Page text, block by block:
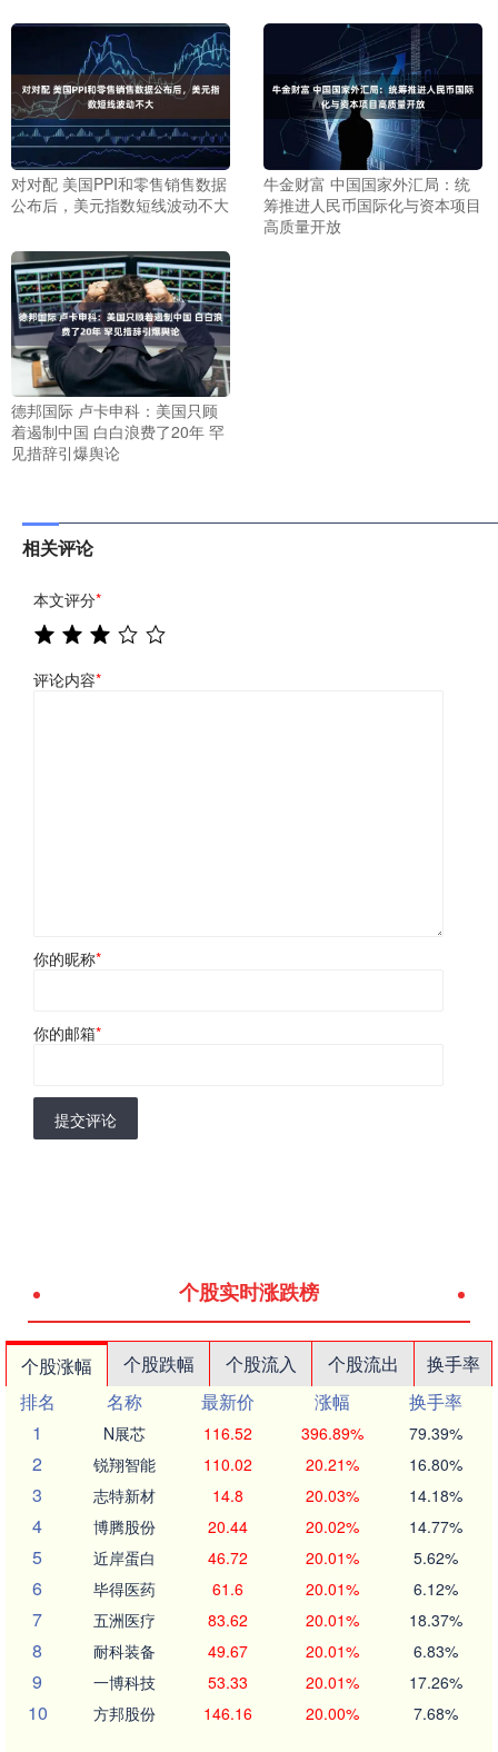
对对配 美国PPI和零售销售数据
公布后，美元指数短线波动不大
牛金财富 中国国家外汇局：统
筹推进人民币国际化与资本项目
高质量开放
德邦国际 卢卡申科：美国只顾
着遏制中国 白白浪费了20年 罕
见措辞引爆舆论
相关评论
本文评分*
评论内容*
你的昵称*
你的邮箱*
提交评论
个股实时涨跌榜
个股涨幅 个股跌幅 个股流入 个股流出
换手率
排名
名称 最新价 涨幅
换手率
1
N展芯 116.52 396.89% 79.39%
2 锐翔智能 110.02 20.21% 16.80%
3 志特新材 14.8 20.03% 14.18%
4 博腾股份 20.44 20.02% 14.77%
5 近岸蛋白 46.72 20.01% 5.62%
6 毕得医药 61.6 20.01% 6.12%
7 五洲医疗 83.62 20.01% 18.37%
8 耐科装备 49.67 20.01% 6.83%
9 一博科技 53.33 20.01% 17.26%
10 方邦股份 146.16 20.00% 7.68%